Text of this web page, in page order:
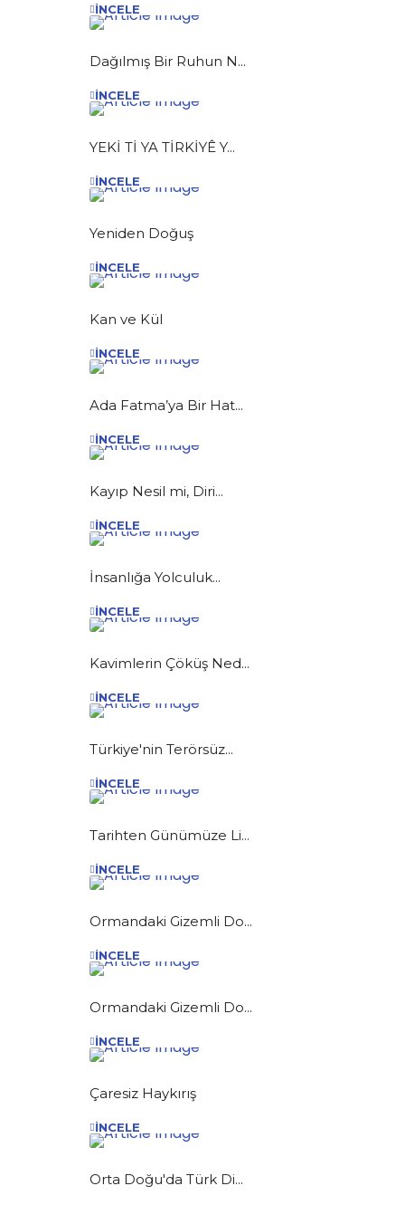
İNCELE
Dağılmış Bir Ruhun N...
İNCELE
YEKİ Tİ YA TİRKİYÊ Y...
İNCELE
Yeniden Doğuş
İNCELE
Kan ve Kül
İNCELE
Ada Fatma’ya Bir Hat...
İNCELE
Kayıp Nesil mi, Diri...
İNCELE
İnsanlığa Yolculuk...
İNCELE
Kavimlerin Çöküş Ned...
İNCELE
Türkiye'nin Terörsüz...
İNCELE
Tarihten Günümüze Li...
İNCELE
Ormandaki Gizemli Do...
İNCELE
Ormandaki Gizemli Do...
İNCELE
Çaresiz Haykırış
İNCELE
Orta Doğu'da Türk Di...